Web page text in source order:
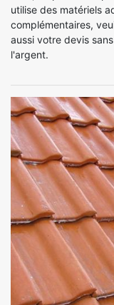
utilise des matériels
complémentaires,
aussi votre devis
l'argent.